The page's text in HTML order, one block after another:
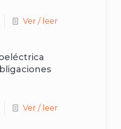
Ver / leer
Ver / leer